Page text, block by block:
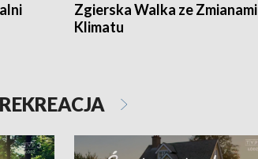
Zgierska Walka ze Zmianami
Klimatu